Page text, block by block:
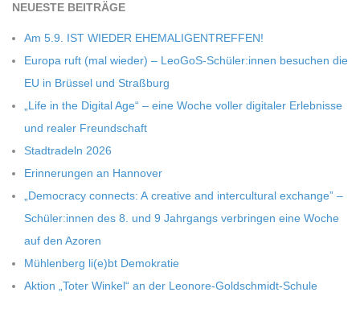
-
S
C
H
U
L
E
NEU­ESTE BEITRÄGE
Am 5.9. IST WIEDER EHEMALIGENTREFFEN!
Europa ruft (mal wie­der) – LeoGoS-Schüler:innen besu­chen die
EU in Brüs­sel und Straßburg
„Life in the Digi­tal Age“ – eine Woche vol­ler digi­ta­ler Erleb­nisse
und rea­ler Freundschaft
Stadt­ra­deln 2026
Erin­ne­run­gen an Hannover
„Demo­cracy con­nects: A crea­tive and inter­cul­tu­ral exch­ange” –
Schüler:innen des 8. und 9 Jahr­gangs ver­brin­gen eine Woche
auf den Azoren
Müh­len­berg li(e)bt Demokratie
Aktion „Toter Win­kel“ an der Leonore-Goldschmidt-Schule